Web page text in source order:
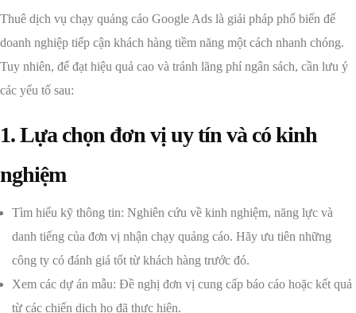
Thuê dịch vụ chạy quảng cáo Google Ads là giải pháp phổ biến để
doanh nghiệp tiếp cận khách hàng tiềm năng một cách nhanh chóng.
Tuy nhiên, để đạt hiệu quả cao và tránh lãng phí ngân sách, cần lưu ý
các yếu tố sau:
1. Lựa chọn đơn vị uy tín và có kinh
nghiệm
Tìm hiểu kỹ thông tin: Nghiên cứu về kinh nghiệm, năng lực và
danh tiếng của đơn vị nhận chạy quảng cáo. Hãy ưu tiên những
công ty có đánh giá tốt từ khách hàng trước đó.
Xem các dự án mẫu: Đề nghị đơn vị cung cấp báo cáo hoặc kết quả
từ các chiến dịch họ đã thực hiện.